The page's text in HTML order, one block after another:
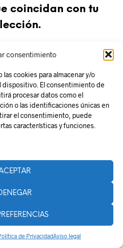
consentimiento
cookies para almacenar y/o
dispositivo. El consentimiento de
procesar datos como el
o las identificaciones únicas en
el consentimiento, puede
características y funciones.
de PrivacidadAviso legal
coincidan con tu
Social
legal
Transformación y Resiliencia